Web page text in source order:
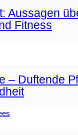
Aussagen
Fitness
– Duftende